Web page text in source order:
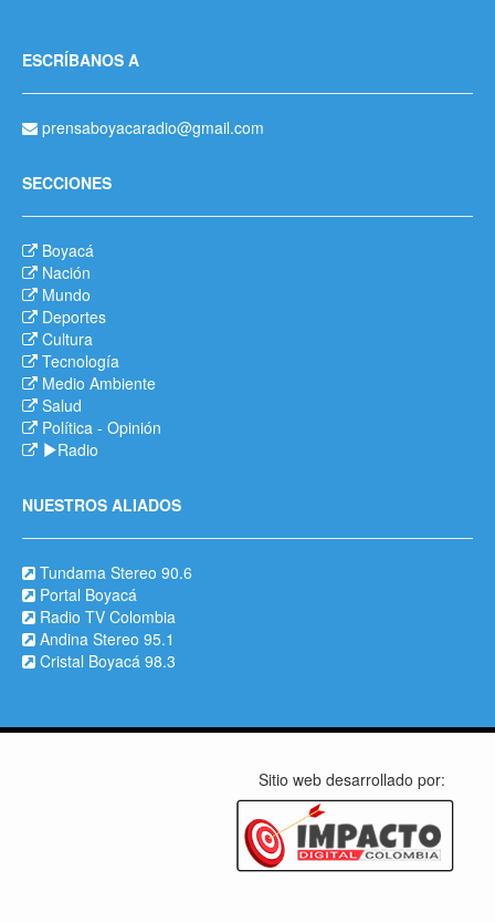
ESCRÍBANOS A
prensaboyacaradio@gmail.com
SECCIONES
Boyacá
Nación
Mundo
Deportes
Cultura
Tecnología
Medio Ambiente
Salud
Política - Opinión
Radio
NUESTROS ALIADOS
Tundama Stereo 90.6
Portal Boyacá
Radio TV Colombia
Andina Stereo 95.1
Cristal Boyacá 98.3
Sitio web desarrollado por: